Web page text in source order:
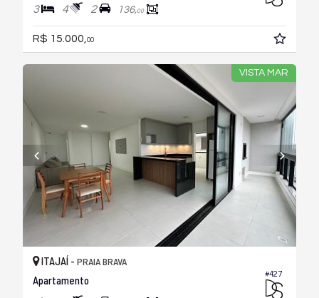
3 4 2 136,00
R$ 15.000, 00
VISTA MAR
#427
ITAJAÍ - PRAIA BRAVA
Apartamento